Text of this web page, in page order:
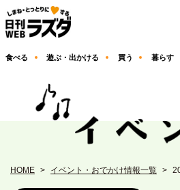
食べる 遊ぶ・出かける 買う 暮らす
HOME イベント・おでかけ情報一覧